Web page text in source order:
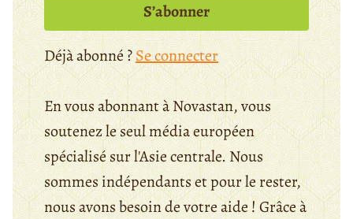
S’abonner
Déjà abonné ?Se connecter
En vous abonnant à Novastan, vous
soutenez le seul média européen
spécialisé sur l'Asie centrale. Nous
sommes indépendants et pour le rester,
nous avons besoin de votre aide ! Grâce à